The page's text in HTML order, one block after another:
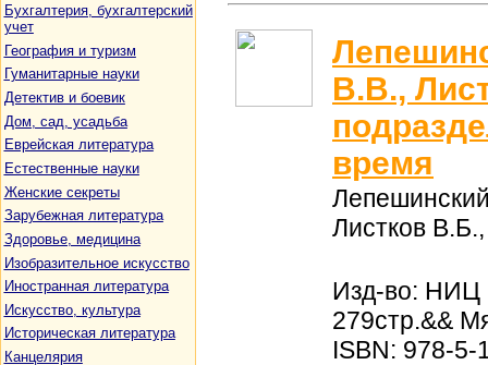
Бухгалтерия, бухгалтерский
учет
География и туризм
Гуманитарные науки
Детектив и боевик
Дом, сад, усадьба
Еврейская литература
Естественные науки
Женские секреты
Зарубежная литература
Здоровье, медицина
Изобразительное искусство
Иностранная литература
Искусство, культура
Историческая литература
Канцелярия
В.В.,
время
Листков
Изд-во:
279стр.&&
ISBN: 978-5-